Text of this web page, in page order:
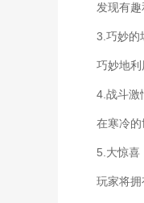
发现有趣
3.巧妙的
巧妙地利
4.战斗激
在寒冷的
5.大惊喜
玩家将拥